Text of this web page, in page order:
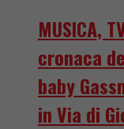
MUSICA,
cronaca
baby
in Via di